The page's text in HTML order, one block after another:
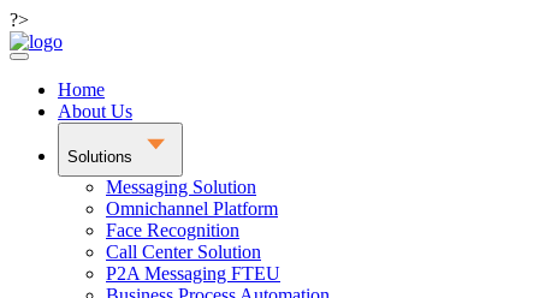
?>
Home
About Us
Solutions
Messaging Solution
Omnichannel Platform
Face Recognition
Call Center Solution
P2A Messaging FTEU